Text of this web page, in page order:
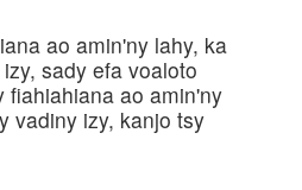
ao amin'ny lahy, ka
sady efa voaloto
fiahiahiana ao amin'ny
vadiny izy, kanjo tsy